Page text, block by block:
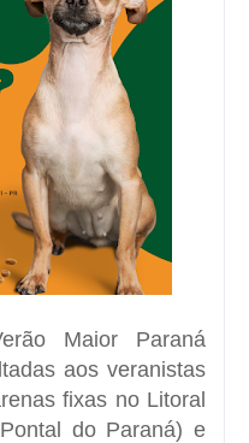
Maior Paraná
aos veranistas
fixas no Litoral
do Paraná) e